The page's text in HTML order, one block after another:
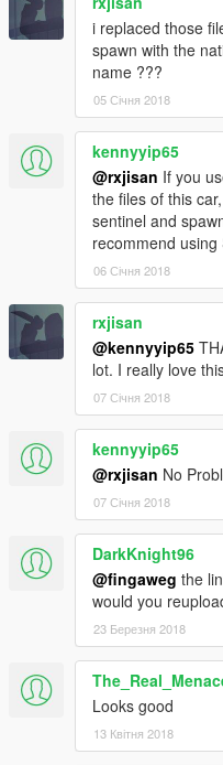
i replaced those
spawn with the
name ???
05 Січня 2018
kennyyip65
@rxjisan If you
the files of this
sentinel and
recommend using
06 Січня 2018
rxjisan
@kennyyip65
lot. I really love
07 Січня 2018
kennyyip65
@rxjisan No
07 Січня 2018
DarkKnight96
@fingaweg the
would you
23 Березня 2018
Looks good
13 Квітня 2018